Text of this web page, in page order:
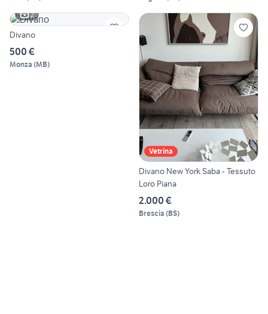
2
Divano
500 €
Monza (MB)
Vetrina
Divano New York Saba - Tessuto
Loro Piana
2.000 €
Brescia (BS)